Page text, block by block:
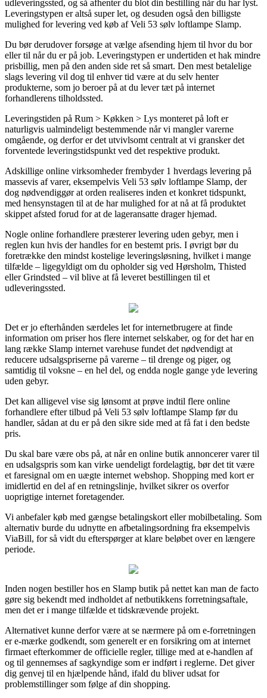
udleveringssted, og så afhenter du blot din bestilling når du har lyst.
Leveringstypen er altså super let, og desuden også den billigste
mulighed for levering ved køb af Veli 53 sølv loftlampe Slamp.
Du bør derudover forsøge at vælge afsending hjem til hvor du bor
eller til når du er på job. Leveringstypen er undertiden et hak mindre
prisbillig, men på den anden side ret så smart. Den mest betalelige
slags levering vil dog til enhver tid være at du selv henter
produkterne, som jo beroer på at du lever tæt på internet
forhandlerens tilholdssted.
Leveringstiden på Rum > Køkken > Lys monteret på loft er
naturligvis ualmindeligt bestemmende når vi mangler varerne
omgående, og derfor er det utvivlsomt centralt at vi gransker det
forventede leveringstidspunkt ved det respektive produkt.
Adskillige online virksomheder frembyder 1 hverdags levering på
massevis af varer, eksempelvis Veli 53 sølv loftlampe Slamp, der
dog nødvendiggør at orden realiseres inden et konkret tidspunkt,
med hensynstagen til at de har mulighed for at nå at få produktet
skippet afsted forud for at de lageransatte drager hjemad.
Nogle online forhandlere præsterer levering uden gebyr, men i
reglen kun hvis der handles for en bestemt pris. I øvrigt bør du
foretrække den mindst kostelige leveringsløsning, hvilket i mange
tilfælde – ligegyldigt om du opholder sig ved Hørsholm, Thisted
eller Grindsted – vil blive at få leveret bestillingen til et
udleveringssted.
Det er jo efterhånden særdeles let for internetbrugere at finde
information om priser hos flere internet selskaber, og for det har en
lang række Slamp internet varehuse fundet det nødvendigt at
reducere udsalgspriserne på varerne – til drenge og piger, og
samtidig til voksne – en hel del, og endda nogle gange yde levering
uden gebyr.
Det kan alligevel vise sig lønsomt at prøve indtil flere online
forhandlere efter tilbud på Veli 53 sølv loftlampe Slamp før du
handler, sådan at du er på den sikre side med at få fat i den bedste
pris.
Du skal bare være obs på, at når en online butik annoncerer varer til
en udsalgspris som kan virke uendeligt fordelagtig, bør det tit være
et faresignal om en uægte internet webshop. Shopping med kort er
imidlertid en del af en retningslinje, hvilket sikrer os overfor
uoprigtige internet foretagender.
Vi anbefaler køb med gængse betalingskort eller mobilbetaling. Som
alternativ burde du udnytte en afbetalingsordning fra eksempelvis
ViaBill, for så vidt du efterspørger at klare beløbet over en længere
periode.
Inden nogen bestiller hos en Slamp butik på nettet kan man de facto
gøre sig bekendt med indholdet af netbutikkens forretningsaftale,
men det er i mange tilfælde et tidskrævende projekt.
Alternativet kunne derfor være at se nærmere på om e-forretningen
er e-mærke godkendt, som generelt er en forsikring om at internet
firmaet efterkommer de officielle regler, tillige med at e-handlen af
og til gennemses af sagkyndige som er indført i reglerne. Det giver
dig genvej til en hjælpende hånd, ifald du bliver udsat for
problemstillinger som følge af din shopping.